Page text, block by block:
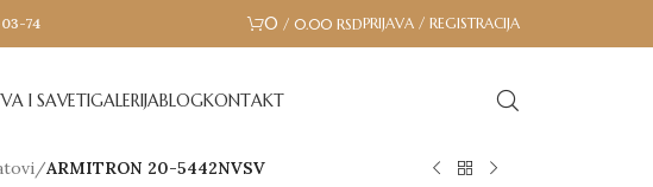
74 0 / 0.00 RSDPRIJAVA / REGISTRACIJA
I SAVETIGALERIJABLOGKONTAKT
/ARMITRON 20-5442NVSV